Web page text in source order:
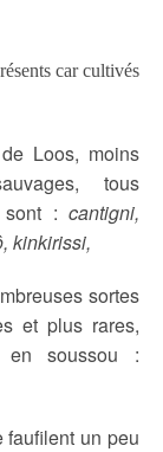
car cultivés
Loos, moins
tous
sont : cantigni,
kinkirissi,
sortes
et plus rares,
en soussou :
un peu